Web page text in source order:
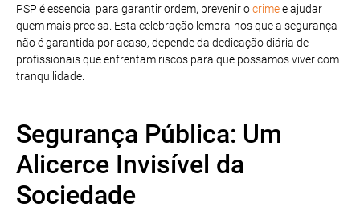
PSP é essencial para garantir ordem, prevenir ocrimee ajudar
quem mais precisa. Esta celebração lembra-nos que a segurança
não é garantida por acaso, depende da dedicação diária de
profissionais que enfrentam riscos para que possamos viver com
tranquilidade.
Segurança Pública: Um
Alicerce Invisível da
Sociedade